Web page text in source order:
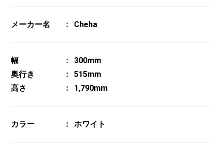
メーカー名 Cheha
幅
300mm
奥行き
515mm
高さ
1,790mm
カラー ホワイト